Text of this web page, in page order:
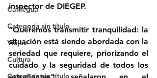
Calilegua
Categoría sin título
Viajes
Cultura
Categoría sin título
inspector de DIEGEP.
“Queremos transmitir tranquilidad: la
situación está siendo abordada con la
seriedad que requiere, priorizando el
cuidado y la seguridad de todos los